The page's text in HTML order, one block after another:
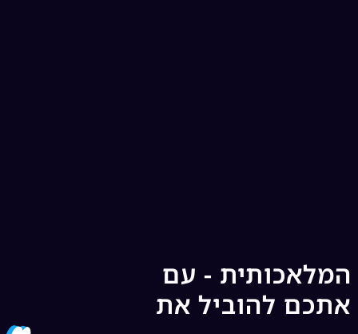
המלאכותית - עם
להוביל את